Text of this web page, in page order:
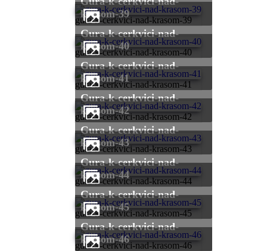
gura-k-cerkvici-nad-krasom-39
krasom-39
gura-k-cerkvici-nad-krasom-40
gura-k-cerkvici-nad-
krasom-40
gura-k-cerkvici-nad-krasom-41
gura-k-cerkvici-nad-
krasom-41
gura-k-cerkvici-nad-krasom-42
gura-k-cerkvici-nad-
krasom-42
gura-k-cerkvici-nad-krasom-43
gura-k-cerkvici-nad-
krasom-43
gura-k-cerkvici-nad-krasom-44
gura-k-cerkvici-nad-
krasom-44
gura-k-cerkvici-nad-krasom-45
gura-k-cerkvici-nad-
krasom-45
gura-k-cerkvici-nad-krasom-46
gura-k-cerkvici-nad-
krasom-46